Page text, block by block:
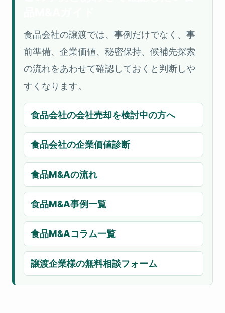
食品会社の譲渡では、事例だけでなく、事
前準備、企業価値、秘密保持、候補先探索
の流れをあわせて確認しておくと判断しや
すくなります。
食品会社の会社売却を検討中の方へ
食品会社の企業価値診断
食品M&Aの流れ
食品M&A事例一覧
食品M&Aコラム一覧
譲渡企業様の無料相談フォーム